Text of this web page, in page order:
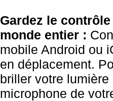
Gardez le
monde entier :
mobile Android ou
en déplacement.
briller votre
microphone de